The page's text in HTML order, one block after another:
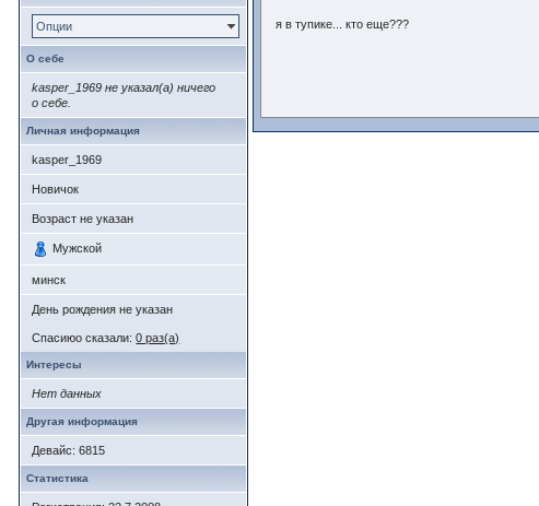
Опции
О себе
kasper_1969 не указал(а) ничего
о себе.
Личная информация
kasper_1969
Новичок
Возраст не указан
Мужской
минск
День рождения не указан
Спасиюо сказали:0 раз(а)
Интересы
Нет данных
Другая информация
Девайс: 6815
Статистика
я в тупике... кто еще???